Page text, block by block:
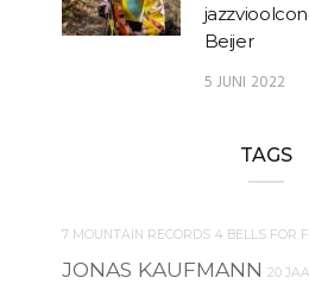
Beijer
5 JUNI 2022
TAGS
7 MOUNTAIN RECORDS 4 BELLS FOR
JONAS KAUFMANN 20